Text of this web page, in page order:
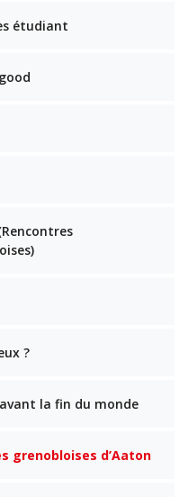
étudiant
?
la fin du monde
grenobloises d’Aaton